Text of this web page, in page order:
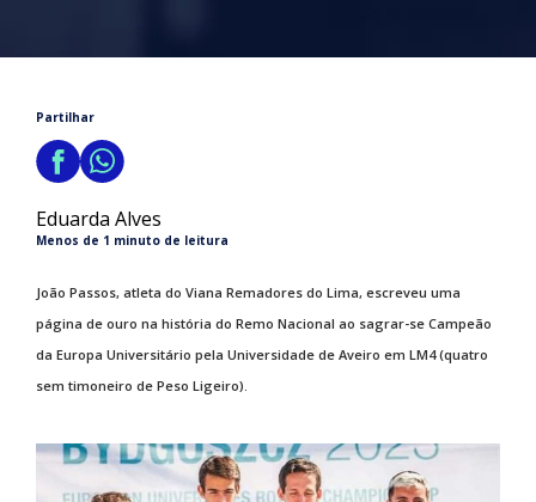
Partilhar
Eduarda Alves
Menos de 1 minuto de leitura
João Passos, atleta do Viana Remadores do Lima, escreveu uma
página de ouro na história do Remo Nacional ao sagrar-se Campeão
da Europa Universitário pela Universidade de Aveiro em LM4 (quatro
sem timoneiro de Peso Ligeiro).